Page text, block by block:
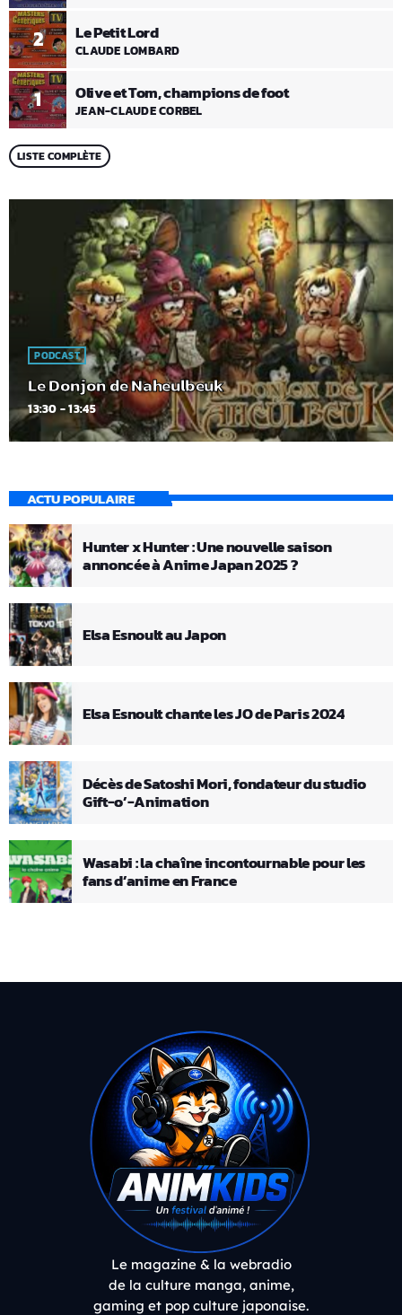
1 Olive et Tom, champions de foot
JEAN-CLAUDE CORBEL
2 Le Petit Lord
CLAUDE LOMBARD
LISTE COMPLÈTE
PODCAST
Le Donjon de Naheulbeuk
13:30 - 13:45
ACTU POPULAIRE
Hunter x Hunter : Une nouvelle saison
annoncée à Anime Japan 2025 ?
Elsa Esnoult au Japon
Elsa Esnoult chante les JO de Paris 2024
Décès de Satoshi Mori, fondateur du studio
Gift-o’-Animation
Wasabi : la chaîne incontournable pour les
fans d’anime en France
Le magazine & la webradio
de la culture manga, anime,
gaming et pop culture japonaise.